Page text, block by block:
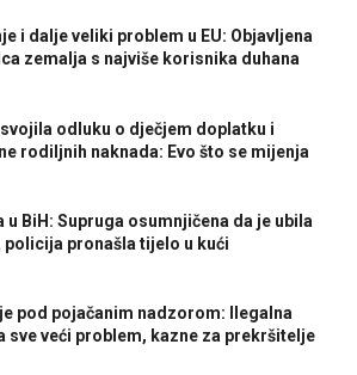
i dalje veliki problem u EU: Objavljena
zemalja s najviše korisnika duhana
odluku o dječjem doplatku i
rodiljnih naknada: Evo što se mijenja
u BiH: Supruga osumnjičena da je ubila
policija pronašla tijelo u kući
pod pojačanim nadzorom: Ilegalna
sve veći problem, kazne za prekršitelje